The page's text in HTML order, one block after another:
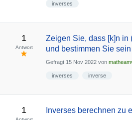
inverses
1
Antwort
Zeigen Sie, dass [k]n in
und bestimmen Sie
Gefragt 15 Nov 2022 von
inverses inverse
1 Inverses berechnen zu